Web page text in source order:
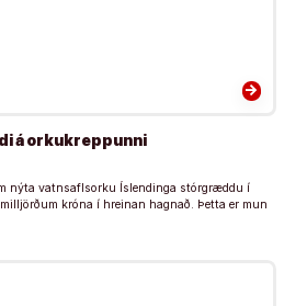
arrow_forward
á orkukreppunni
nýta vatnsaflsorku Íslendinga stórgræddu í
króna í hreinan hagnað. Þetta er mun